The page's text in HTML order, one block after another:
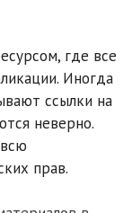
где все
Иногда
ссылки на
неверно.
прав.